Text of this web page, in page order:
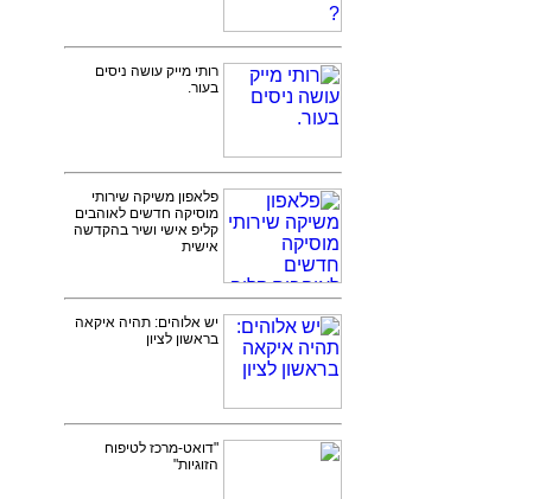
רותי מייק עושה ניסים
בעור.
פלאפון משיקה שירותי
מוסיקה חדשים לאוהבים
קליפ אישי ושיר בהקדשה
אישית
יש אלוהים: תהיה איקאה
בראשון לציון
"דואט-מרכז לטיפוח
הזוגיות"